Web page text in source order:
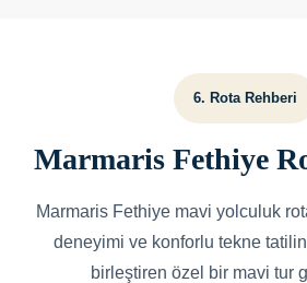
6. Rota Rehberi
Marmaris Fethiye
Marmaris Fethiye mavi yolculuk
deneyimi ve konforlu tekne
birleştiren özel bir mavi tur